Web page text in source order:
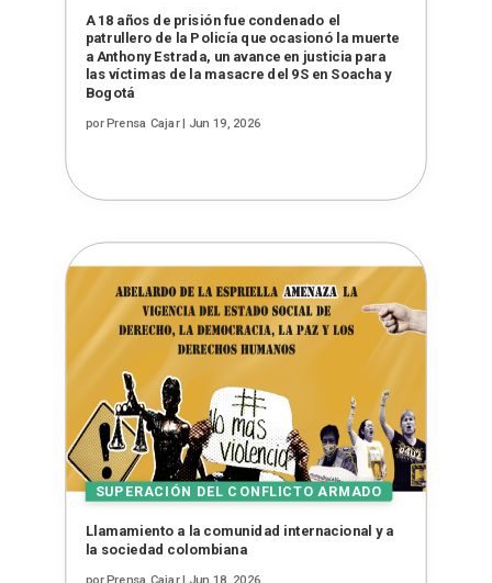
A 18 años de prisión fue condenado el
patrullero de la Policía que ocasionó la muerte
a Anthony Estrada, un avance en justicia para
las víctimas de la masacre del 9S en Soacha y
Bogotá
porPrensa Cajar| Jun 19, 2026
Llamamiento a la comunidad internacional y a
la sociedad colombiana